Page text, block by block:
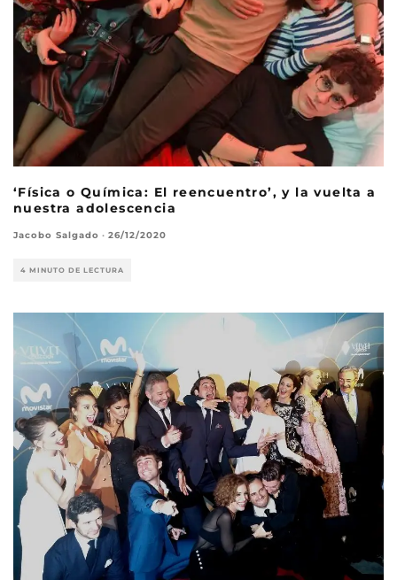
‘Física o Química: El reencuentro’, y la vuelta a
nuestra adolescencia
Jacobo Salgado · 26/12/2020
4 MINUTO DE LECTURA